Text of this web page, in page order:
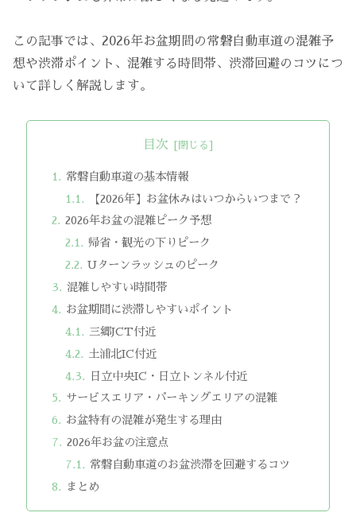
この記事では、2026年お盆期間の常磐自動車道の混雑予
想や渋滞ポイント、混雑する時間帯、渋滞回避のコツにつ
いて詳しく解説します。
目次
常磐自動車道の基本情報
【2026年】お盆休みはいつからいつまで？
2026年お盆の混雑ピーク予想
帰省・観光の下りピーク
Uターンラッシュのピーク
混雑しやすい時間帯
お盆期間に渋滞しやすいポイント
三郷JCT付近
土浦北IC付近
日立中央IC・日立トンネル付近
サービスエリア・パーキングエリアの混雑
お盆特有の混雑が発生する理由
2026年お盆の注意点
常磐自動車道のお盆渋滞を回避するコツ
まとめ